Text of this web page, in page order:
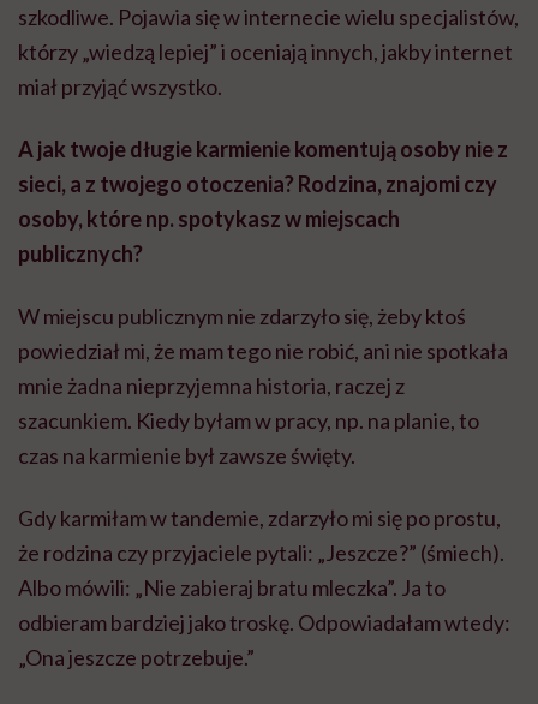
szkodliwe. Pojawia się w internecie wielu specjalistów,
którzy „wiedzą lepiej” i oceniają innych, jakby internet
miał przyjąć wszystko.
A jak twoje długie karmienie komentują osoby nie z
sieci, a z twojego otoczenia? Rodzina, znajomi czy
osoby, które np. spotykasz w miejscach
publicznych?
W miejscu publicznym nie zdarzyło się, żeby ktoś
powiedział mi, że mam tego nie robić, ani nie spotkała
mnie żadna nieprzyjemna historia, raczej z
szacunkiem. Kiedy byłam w pracy, np. na planie, to
czas na karmienie był zawsze święty.
Gdy karmiłam w tandemie, zdarzyło mi się po prostu,
że rodzina czy przyjaciele pytali: „Jeszcze?” (śmiech).
Albo mówili: „Nie zabieraj bratu mleczka”. Ja to
odbieram bardziej jako troskę. Odpowiadałam wtedy:
„Ona jeszcze potrzebuje.”